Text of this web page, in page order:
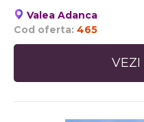
Valea Adanca
Cod oferta: 465
VEZI